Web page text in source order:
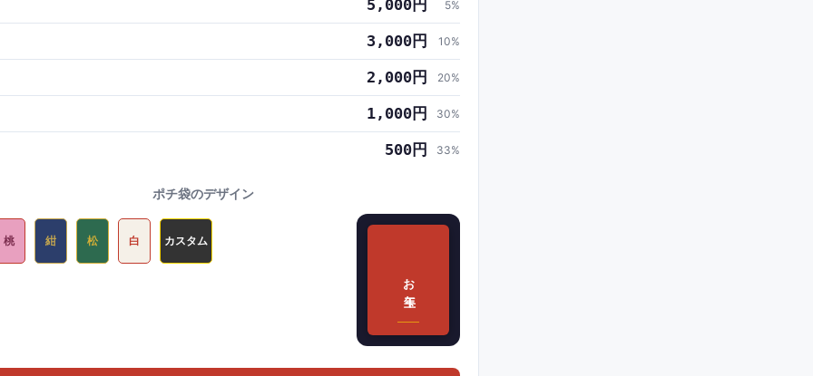
5,000円 5%
3,000円 10%
2,000円 20%
1,000円 30%
500円 33%
ポチ袋のデザイン
桃 紺 松 白 カスタム
お年玉